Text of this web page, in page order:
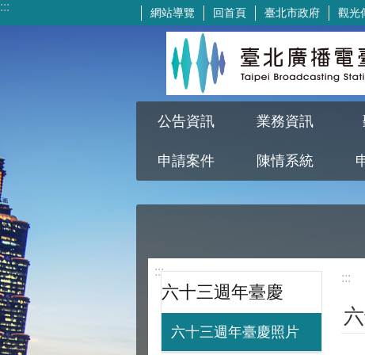
跳到主要內容區塊
::: 網站導覽 回首頁 臺北市政府 觀光
公告資訊 業務資訊
申請案件 陳情系統
:::
六十三週年臺慶
六十三週年臺慶照片
:::